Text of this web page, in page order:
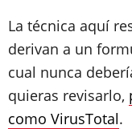
La técnica aquí
derivan a un
cual nunca
quieras revisarlo,
como VirusTotal.